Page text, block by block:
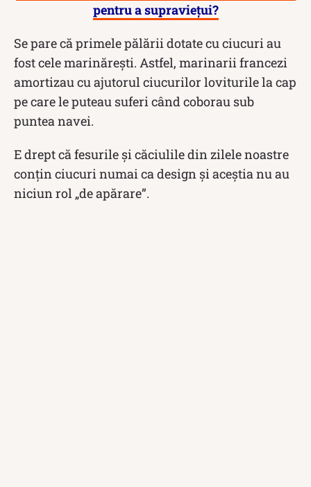
pentru a supraviețui?
Se pare că primele pălării dotate cu ciucuri au
fost cele marinăreşti. Astfel, marinarii francezi
amortizau cu ajutorul ciucurilor loviturile la cap
pe care le puteau suferi când coborau sub
puntea navei.
E drept că fesurile şi căciulile din zilele noastre
conţin ciucuri numai ca design şi aceştia nu au
niciun rol „de apărare”.